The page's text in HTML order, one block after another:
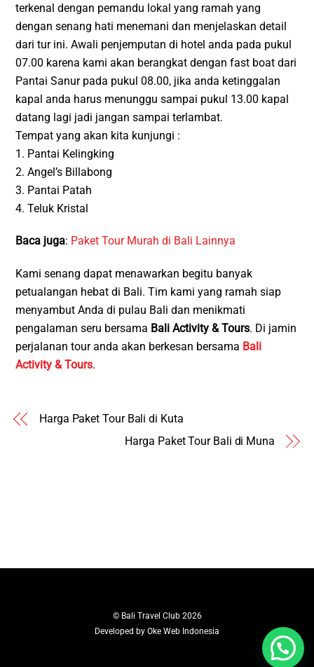
terkenal dengan pemandu lokal yang ramah yang
dengan senang hati menemani dan menjelaskan detail
dari tur ini. Awali penjemputan di hotel anda pada pukul
07.00 karena kami akan berangkat dengan fast boat dari
Pantai Sanur pada pukul 08.00, jika anda ketinggalan
kapal anda harus menunggu sampai pukul 13.00 kapal
datang lagi jadi jangan sampai terlambat.
Tempat yang akan kita kunjungi :
1. Pantai Kelingking
2. Angel’s Billabong
3. Pantai Patah
4. Teluk Kristal
Baca juga: Paket Tour Murah di Bali Lainnya
Kami senang dapat menawarkan begitu banyak
petualangan hebat di Bali. Tim kami yang ramah siap
menyambut Anda di pulau Bali dan menikmati
pengalaman seru bersama Bali Activity & Tours. Di jamin
perjalanan tour anda akan berkesan bersama Bali
Activity & Tours.
Harga Paket Tour Bali di Kuta
Harga Paket Tour Bali di Muna
© Bali Travel Club2026
Developed by Oke Web Indonesia